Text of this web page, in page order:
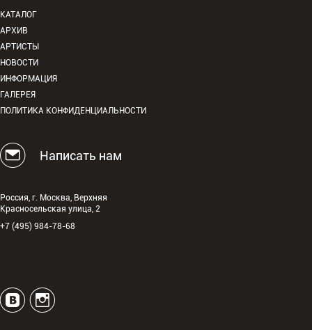
КАТАЛОГ
АРХИВ
АРТИСТЫ
НОВОСТИ
ИНФОРМАЦИЯ
ГАЛЕРЕЯ
ПОЛИТИКА КОНФИДЕНЦИАЛЬНОСТИ
Написать нам
Россия, г. Москва, Верхняя
Красносельская улица, 2
+7 (495) 984-78-68